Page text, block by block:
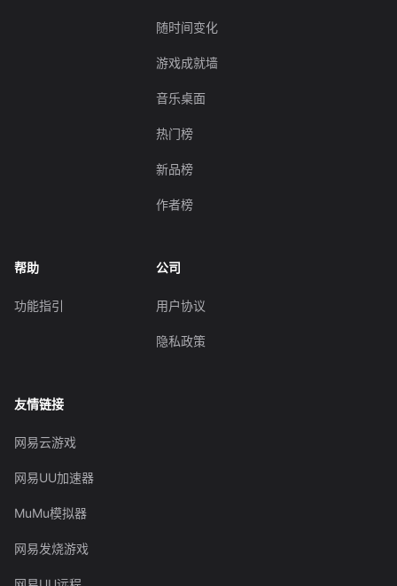
随时间变化
游戏成就墙
音乐桌面
热门榜
新品榜
作者榜
帮助
功能指引
公司
用户协议
隐私政策
友情链接
网易云游戏
网易UU加速器
MuMu模拟器
网易发烧游戏